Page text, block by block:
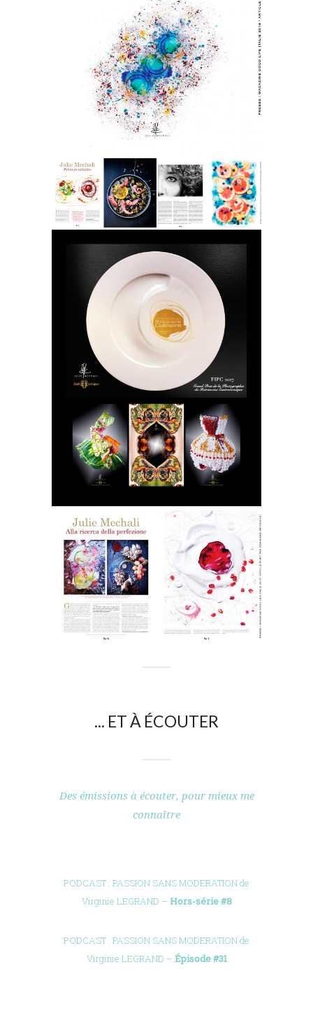
... ET À ÉCOUTER
Des émissions à écouter, pour mieux me
connaître
PODCAST : PASSION SANS MODERATION de
Virginie LEGRAND – Hors-série #8
PODCAST : PASSION SANS MODERATION de
Virginie LEGRAND – Épisode #31